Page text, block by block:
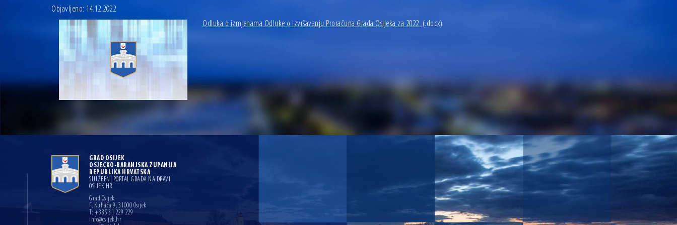
Objavljeno: 14.12.2022
Odluka o izmjenama Odluke o izvršavanju Proračuna Grada Osijeka za 2022. (.docx)
GRAD OSIJEK
OSJEČKO-BARANJSKA ŽUPANIJA
REPUBLIKA HRVATSKA
SLUŽBENI PORTAL GRADA NA DRAVI
OSIJEK.HR
Grad Osijek
F. Kuhača 9, 31000 Osijek
T: +385 31 229 229
info@osijek.hr